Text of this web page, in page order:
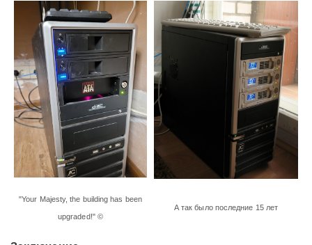
"Your Majesty, the building has been
upgraded!" ©
А так было последние 15 лет